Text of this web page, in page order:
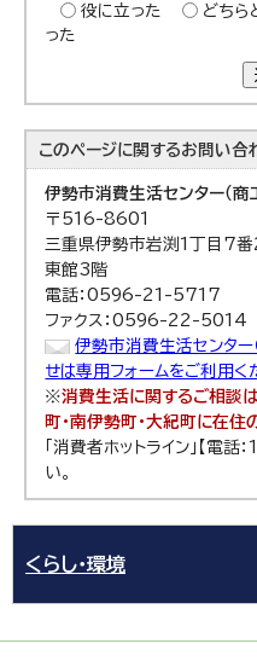
役に立った
どちら
った
このページに関するお問い合
伊勢市消費生活センター（商
〒516-8601
三重県伊勢市岩渕1丁目7
東館3階
電話：0596-21-5717
ファクス：0596-22-5014
伊勢市消費生活センター
せは専用フォームをご利用く
※消費生活に関するご相談は
町・南伊勢町・大紀町に在住
「消費者ホットライン」【電
い。
くらし・環境